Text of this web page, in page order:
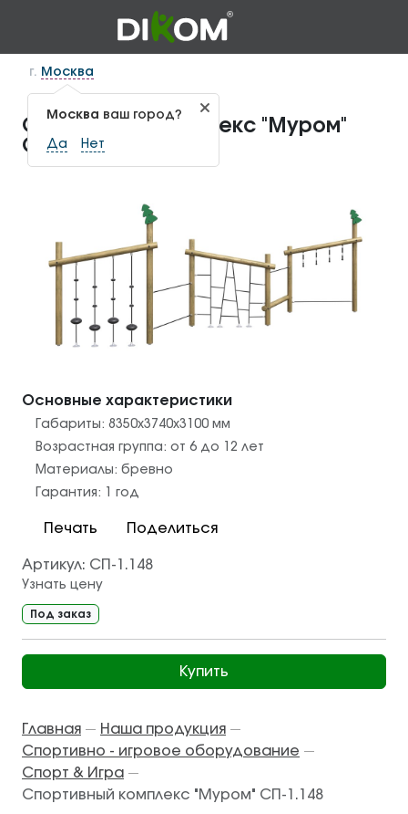
г. Москва
Москва ваш город?
Да Нет
Спортивный комплекс "Муром"
СП-1.148
Основные характеристики
Габариты: 8350x3740x3100 мм
Возрастная группа: от 6 до 12 лет
Материалы: бревно
Гарантия:
1 год
Печать Поделиться
Артикул: СП-1.148
Узнать цену
Под заказ
Купить
Главная — Наша продукция —
Спортивно - игровое оборудование —
Спорт & Игра —
Спортивный комплекс "Муром" СП-1.148